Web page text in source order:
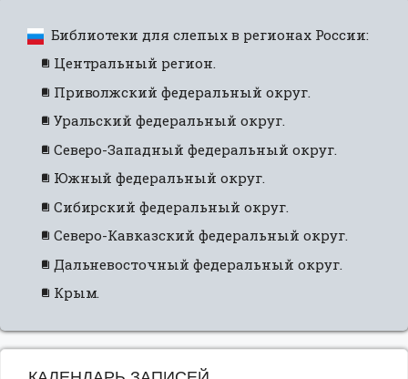
Библиотеки для слепых в регионах России:
Центральный регион.
Приволжский федеральный округ.
Уральский федеральный округ.
Северо-Западный федеральный округ.
Южный федеральный округ.
Сибирский федеральный округ.
Северо-Кавказский федеральный округ.
Дальневосточный федеральный округ.
Крым.